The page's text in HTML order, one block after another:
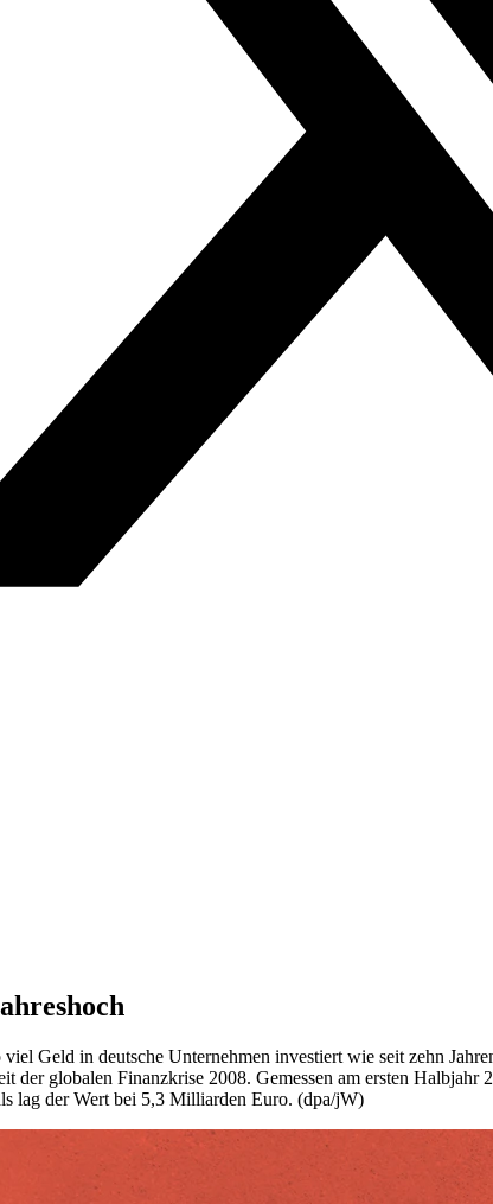
Geld in deutsche Unternehmen investiert wie seit zehn
der globalen Finanzkrise 2008. Gemessen am ersten
lag der Wert bei 5,3 Milliarden Euro. (dpa/jW)